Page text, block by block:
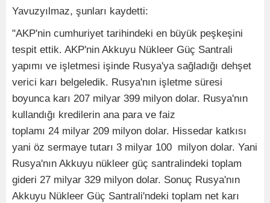
Yavuzyılmaz, şunları kaydetti:
"AKP'nin cumhuriyet tarihindeki en büyük peşkeşini
tespit ettik. AKP'nin Akkuyu Nükleer Güç Santrali
yapımı ve işletmesi işinde Rusya'ya sağladığı dehşet
verici karı belgeledik. Rusya'nın işletme süresi
boyunca karı 207 milyar 399 milyon dolar. Rusya'nın
kullandığı kredilerin ana para ve faiz
toplamı 24 milyar 209 milyon dolar. Hissedar katkısı
yani öz sermaye tutarı 3 milyar 100 milyon dolar. Yani
Rusya'nın Akkuyu nükleer güç santralindeki toplam
gideri 27 milyar 329 milyon dolar. Sonuç Rusya'nın
Akkuyu Nükleer Güç Santrali'ndeki toplam net karı